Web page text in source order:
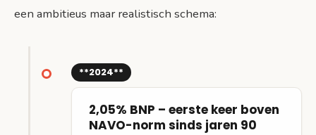
een ambitieus maar realistisch schema:
**2024**
2,05% BNP – eerste keer boven
NAVO-norm sinds jaren 90